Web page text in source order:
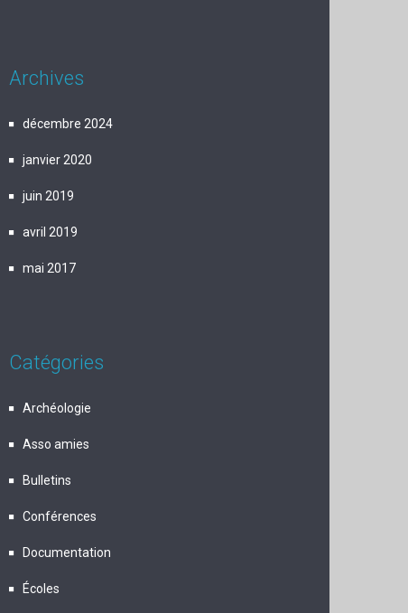
Archives
décembre 2024
janvier 2020
juin 2019
avril 2019
mai 2017
Catégories
Archéologie
Asso amies
Bulletins
Conférences
Documentation
Écoles